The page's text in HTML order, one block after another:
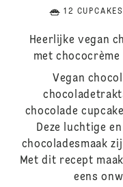
12 CUPCAKES
Heerlijke vegan
met
Vegan
chocolade
Deze luchtige
chocoladesmaak
Met dit recept
eens